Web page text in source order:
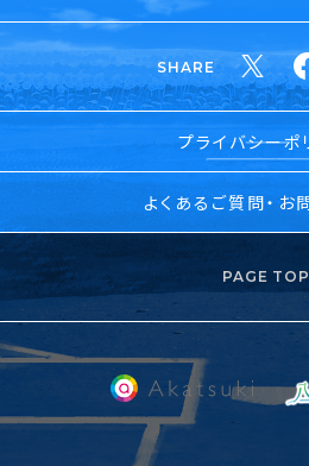
SHARE
プライバシーポ
よくあるご質問・お
PAGE TOP